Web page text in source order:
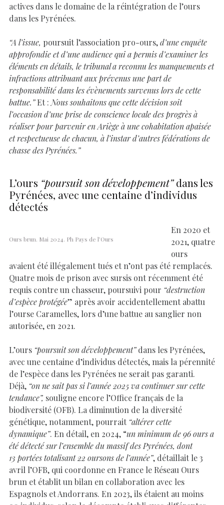
actives dans le domaine de la réintégration de l’ours
dans les Pyrénées.
“A l’issue, poursuit l’association pro-ours,d’une enquête
approfondie et d’une audience qui a permis d’examiner les
éléments en détails, le tribunal a reconnu les manquements et
infractions attribuant aux prévenus une part de
responsabilité dans les évènements survenus lors de cette
battue.”Et : Nous souhaitons que cette décision soit
l’occasion d’une prise de conscience locale des progrès à
réaliser pour parvenir en Ariège à une cohabitation apaisée
et respectueuse de chacun, à l’instar d’autres fédérations de
chasse des Pyrénées.”
L’ours “poursuit son développement”dans les
Pyrénées, avec une centaine d’individus
détectés
Ours brun. Mai 2024. Ph Pays de l’Ours
En 2020 et
2021, quatre
ours
avaient été illégalement tués et n’ont pas été remplacés.
Quatre mois de prison avec sursis ont récemment été
requis contre un chasseur, poursuivi pour “destruction
d’espèce protégée” après avoir accidentellement abattu
l’ourse Caramelles, lors d’une battue au sanglier non
autorisée, en 2021.
L’ours “poursuit son développement”dans les Pyrénées,
avec une centaine d’individus détectés, mais la pérennité
de l’espèce dans les Pyrénées ne serait pas garanti.
Déjà, “on ne sait pas si l’année 2025 va continuer sur cette
tendance”, souligne encore l’Office français de la
biodiversité (OFB). La diminution de la diversité
génétique, notamment, pourrait “altérer cette
dynamique”. En détail, en 2024, “un minimum de 96 ours a
été détecté sur l’ensemble du massif des Pyrénées, dont
13 portées totalisant 22 oursons de l’année”, détaillait le 3
avril l’OFB, qui coordonne en France le Réseau Ours
brun et établit un bilan en collaboration avec les
Espagnols et Andorrans. En 2023, ils étaient au moins